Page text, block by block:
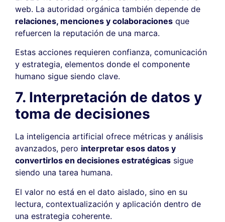
web. La autoridad orgánica también depende de
relaciones, menciones y colaboraciones que
refuercen la reputación de una marca.
Estas acciones requieren confianza, comunicación
y estrategia, elementos donde el componente
humano sigue siendo clave.
7. Interpretación de datos y
toma de decisiones
La inteligencia artificial ofrece métricas y análisis
avanzados, pero interpretar esos datos y
convertirlos en decisiones estratégicas sigue
siendo una tarea humana.
El valor no está en el dato aislado, sino en su
lectura, contextualización y aplicación dentro de
una estrategia coherente.